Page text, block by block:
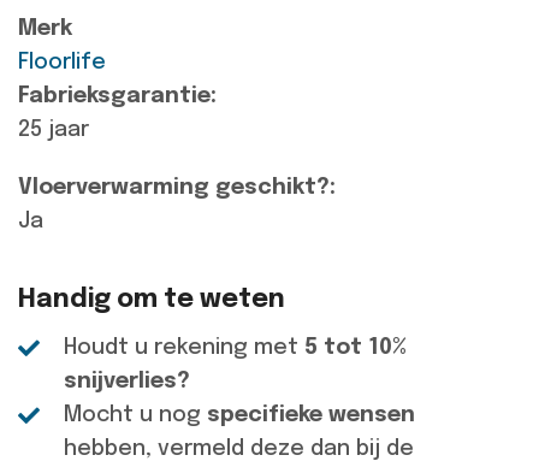
Merk
Floorlife
Fabrieksgarantie:
25 jaar
Vloerverwarming geschikt?:
Ja
Handig om te weten
Houdt u rekening met 5 tot 10%
snijverlies?
Mocht u nog specifieke wensen
hebben, vermeld deze dan bij de